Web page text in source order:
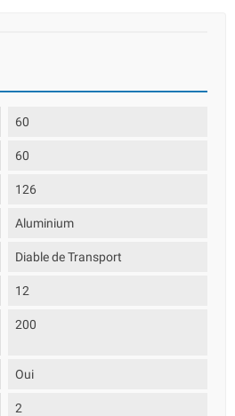
60
60
126
Aluminium
Diable de Transport
12
200
Oui
2